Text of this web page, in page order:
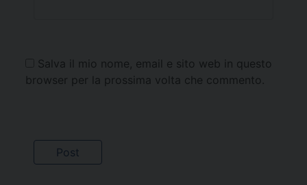
Salva il mio nome, email e sito web in questo
browser per la prossima volta che commento.